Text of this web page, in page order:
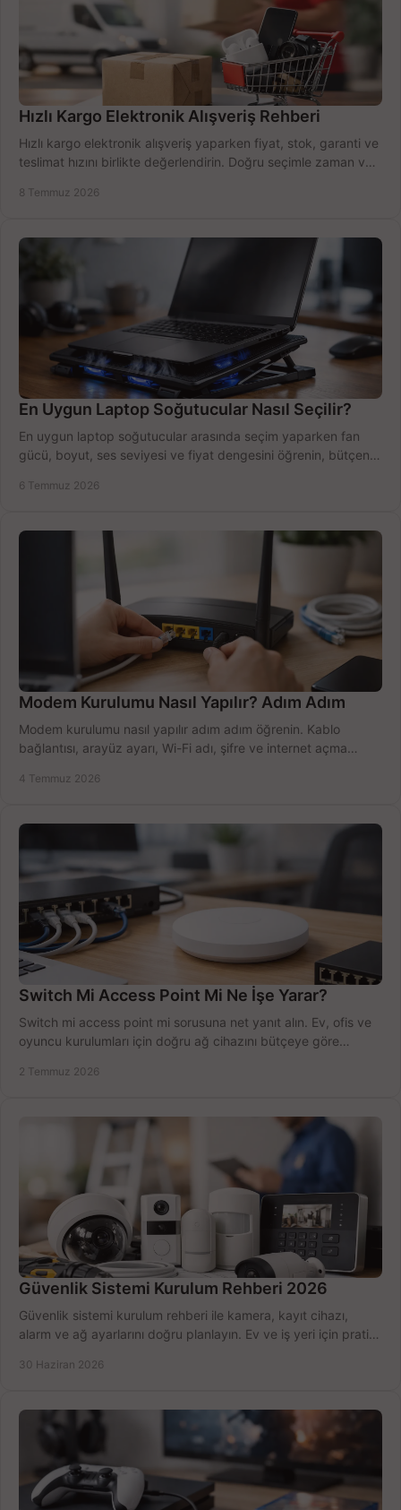
Hızlı Kargo Elektronik Alışveriş Rehberi
Hızlı kargo elektronik alışveriş yaparken fiyat, stok, garanti ve
teslimat hızını birlikte değerlendirin. Doğru seçimle zaman ve
8 Temmuz 2026
En Uygun Laptop Soğutucular Nasıl Seçilir?
En uygun laptop soğutucular arasında seçim yaparken fan
gücü, boyut, ses seviyesi ve fiyat dengesini öğrenin, bütçenizi
6 Temmuz 2026
Modem Kurulumu Nasıl Yapılır? Adım Adım
Modem kurulumu nasıl yapılır adım adım öğrenin. Kablo
bağlantısı, arayüz ayarı, Wi-Fi adı, şifre ve internet açma
4 Temmuz 2026
Switch Mi Access Point Mi Ne İşe Yarar?
Switch mi access point mi sorusuna net yanıt alın. Ev, ofis ve
oyuncu kurulumları için doğru ağ cihazını bütçeye göre
2 Temmuz 2026
Güvenlik Sistemi Kurulum Rehberi 2026
Güvenlik sistemi kurulum rehberi ile kamera, kayıt cihazı,
alarm ve ağ ayarlarını doğru planlayın. Ev ve iş yeri için pratik
30 Haziran 2026